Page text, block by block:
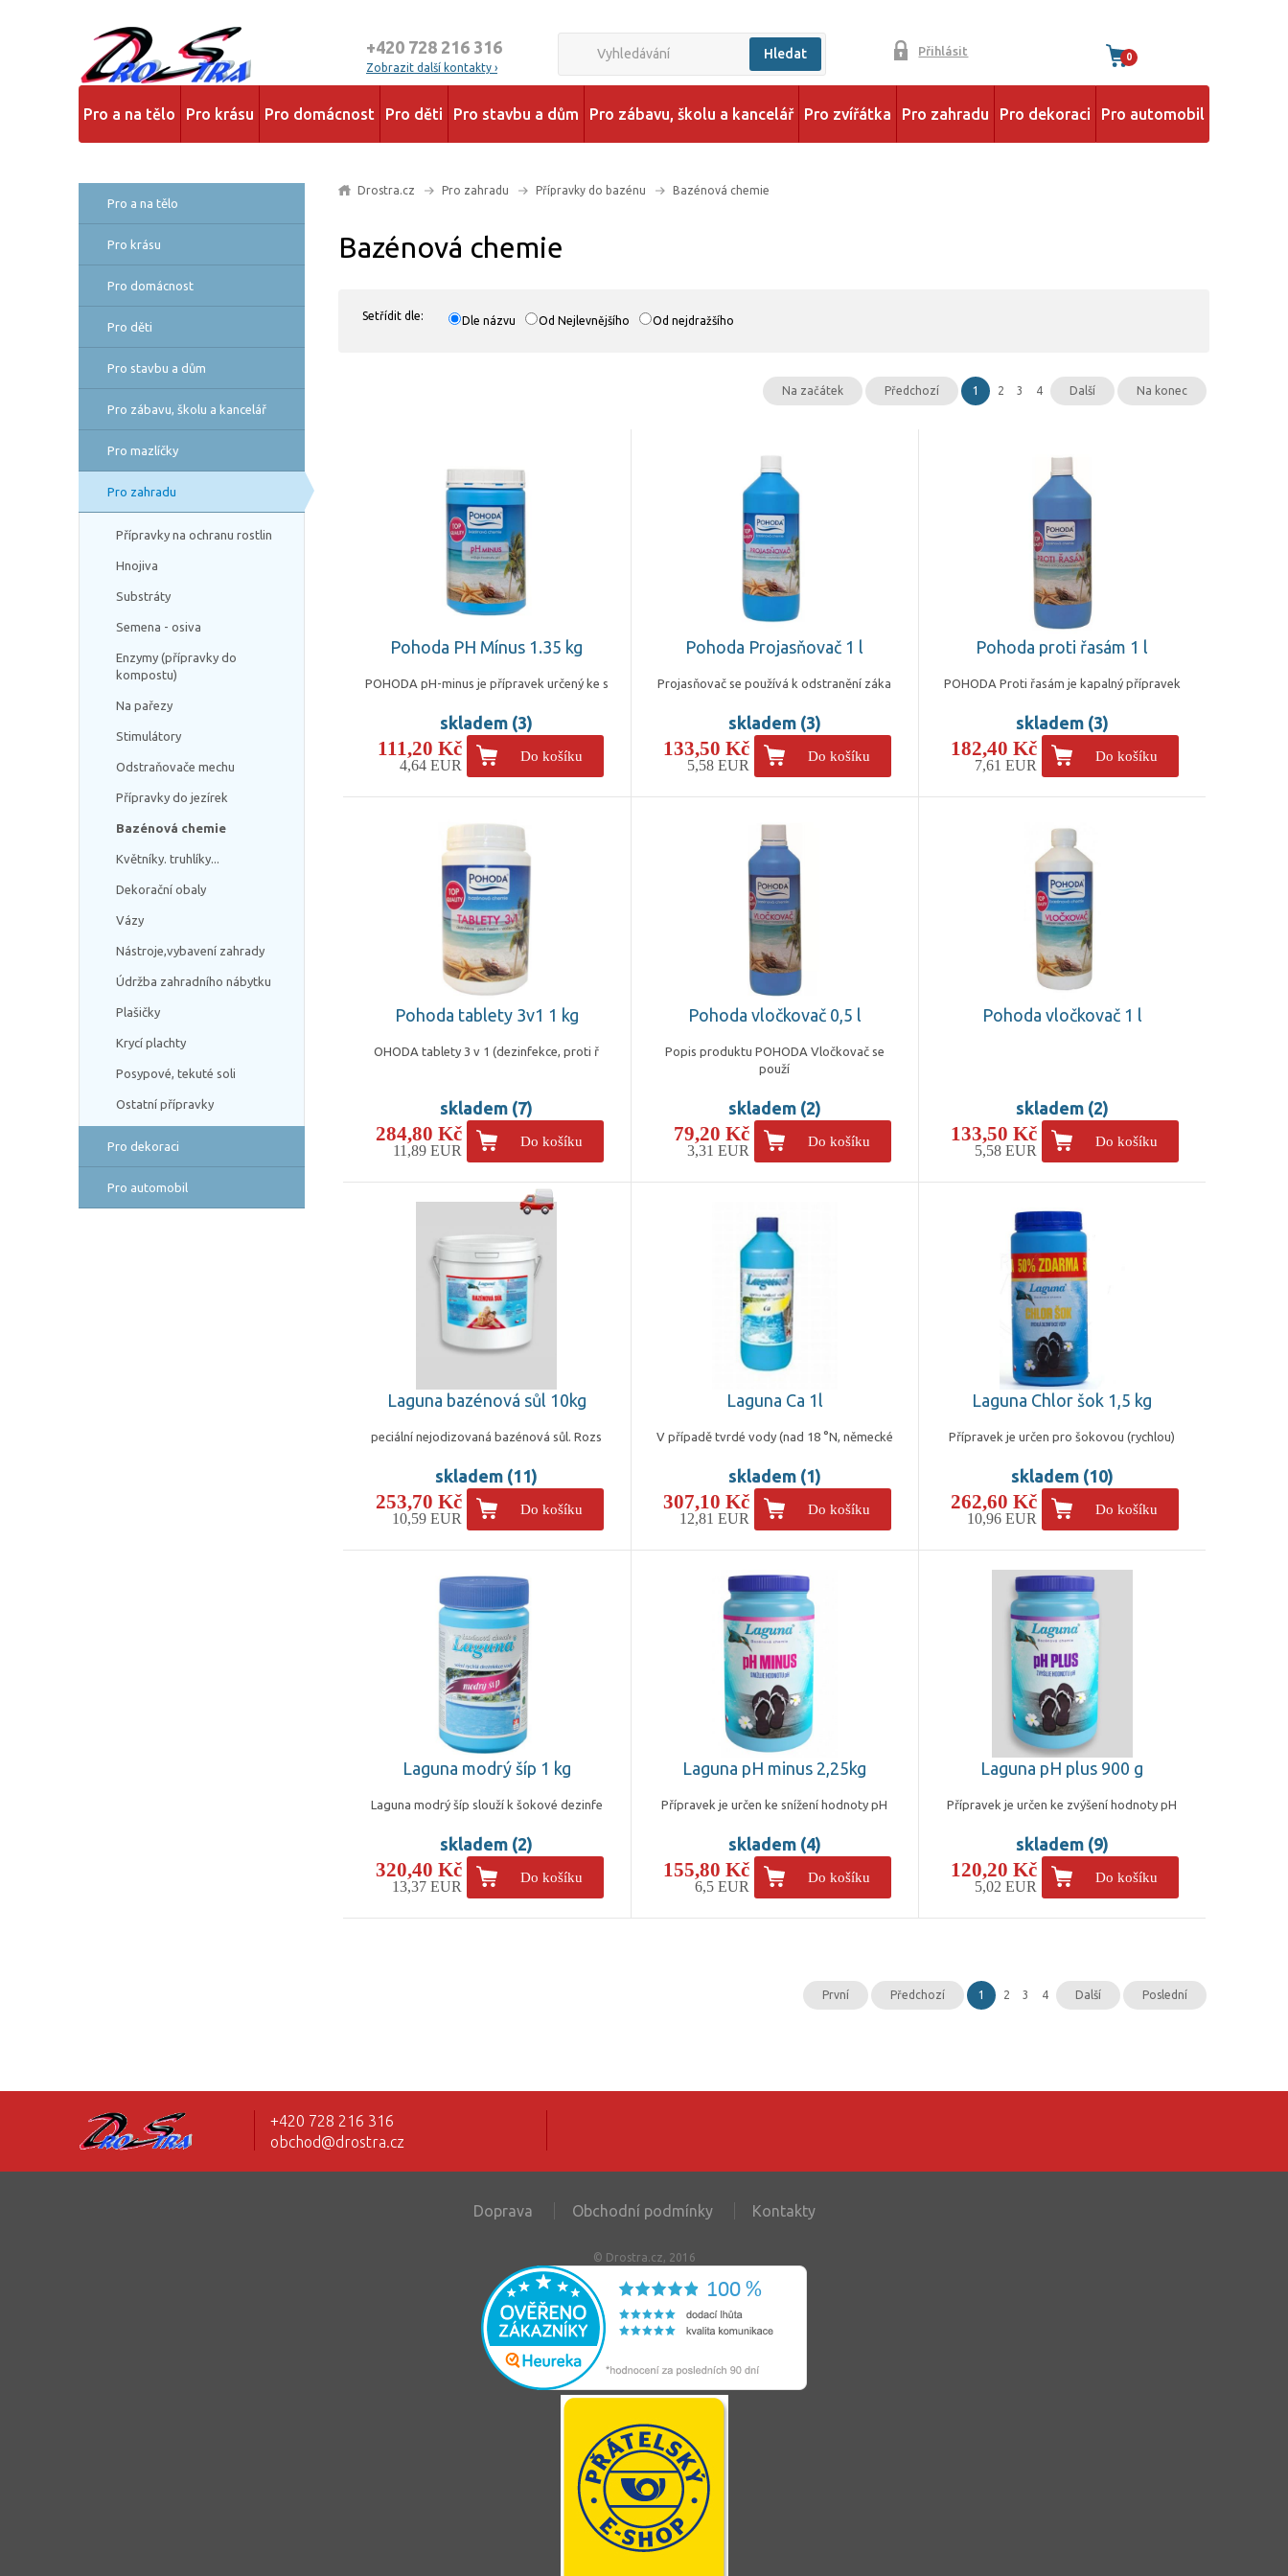
+420 728 216 316
Zobrazit další kontakty ›
Hledat Přihlásit 0
Pro a na tělo Pro krásu Pro domácnost Pro děti Pro stavbu a dům Pro zábavu, školu a kancelář Pro zvířátka Pro zahradu Pro dekoraci Pro automobil
Pro a na tělo
Pro krásu
Pro domácnost
Pro děti
Pro stavbu a dům
Pro zábavu, školu a kancelář
Pro mazlíčky
Pro zahradu
Přípravky na ochranu rostlin
Hnojiva
Substráty
Semena - osiva
Enzymy (přípravky do
kompostu)
Na pařezy
Stimulátory
Odstraňovače mechu
Přípravky do jezírek
Bazénová chemie
Květníky. truhlíky...
Dekorační obaly
Vázy
Nástroje,vybavení zahrady
Údržba zahradního nábytku
Plašičky
Krycí plachty
Posypové, tekuté soli
Ostatní přípravky
Pro dekoraci
Pro automobil
Drostra.cz Pro zahradu Přípravky do bazénu Bazénová chemie
Bazénová chemie
Setřídit dle: Dle názvu Od Nejlevnějšího Od nejdražšího
Na začátek Předchozí 1 2 3 4 Další Na konec
Pohoda PH Mínus 1.35 kg
POHODA pH-minus je přípravek určený ke s
skladem (3)
111,20 Kč
4,64 EUR
Do košíku
Pohoda Projasňovač 1 l
Projasňovač se používá k odstranění záka
skladem (3)
133,50 Kč
5,58 EUR
Do košíku
Pohoda proti řasám 1 l
POHODA Proti řasám je kapalný přípravek
skladem (3)
182,40 Kč
7,61 EUR
Do košíku
Pohoda tablety 3v1 1 kg
OHODA tablety 3 v 1 (dezinfekce, proti ř
skladem (7)
284,80 Kč
11,89 EUR
Do košíku
Pohoda vločkovač 0,5 l
Popis produktu POHODA Vločkovač se
použí
skladem (2)
79,20 Kč
3,31 EUR
Do košíku
Pohoda vločkovač 1 l
skladem (2)
133,50 Kč
5,58 EUR
Do košíku
Laguna bazénová sůl 10kg
peciální nejodizovaná bazénová sůl. Rozs
skladem (11)
253,70 Kč
10,59 EUR
Do košíku
Laguna Ca 1l
V případě tvrdé vody (nad 18 °N, německé
skladem (1)
307,10 Kč
12,81 EUR
Do košíku
Laguna Chlor šok 1,5 kg
Přípravek je určen pro šokovou (rychlou)
skladem (10)
262,60 Kč
10,96 EUR
Do košíku
Laguna modrý šíp 1 kg
Laguna modrý šíp slouží k šokové dezinfe
skladem (2)
320,40 Kč
13,37 EUR
Do košíku
Laguna pH minus 2,25kg
Přípravek je určen ke snížení hodnoty pH
skladem (4)
155,80 Kč
6,5 EUR
Do košíku
Laguna pH plus 900 g
Přípravek je určen ke zvýšení hodnoty pH
skladem (9)
120,20 Kč
5,02 EUR
Do košíku
První Předchozí 1 2 3 4 Další Poslední
+420 728 216 316
obchod@drostra.cz
Doprava Obchodní podmínky Kontakty
© Drostra.cz, 2016